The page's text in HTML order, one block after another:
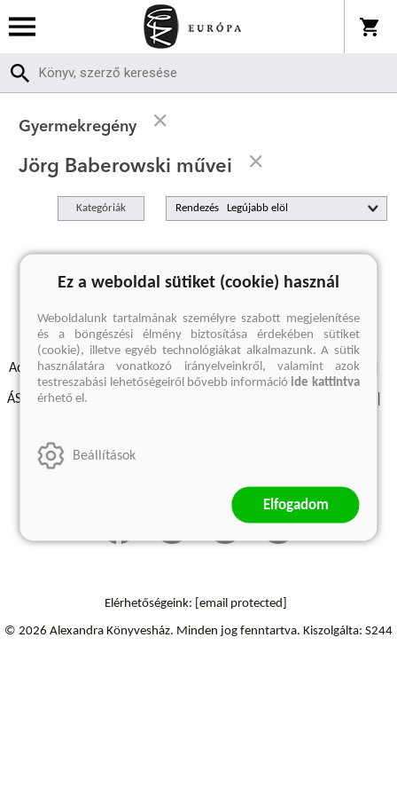
Gyermekregény
Jörg Baberowski művei
Kategóriák Rendezés
A keresett kifejezésre nincs találat
Adatvédelmi szabályzatok Elállási felmondási nyilatkozat
ÁSZF - Vásárlási feltételek
Szállítási információk
Elérhetőségeink: [email protected]
© 2026 Alexandra Könyvesház. Minden jog fenntartva. Kiszolgálta: S244
Ez a weboldal sütiket (cookie) használ
Weboldalunk tartalmának személyre szabott megjelenítése
és a böngészési élmény biztosítása érdekében sütiket
(cookie), illetve egyéb technológiákat alkalmazunk. A sütik
használatára vonatkozó irányelveinkről, valamint azok
testreszabási lehetőségeiről bővebb információide kattintva
érhető el.
Beállítások
Elfogadom